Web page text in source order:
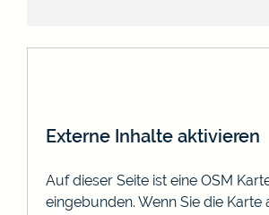
Externe Inhalte aktivieren
Auf dieser Seite ist eine OSM
eingebunden. Wenn Sie die Karte